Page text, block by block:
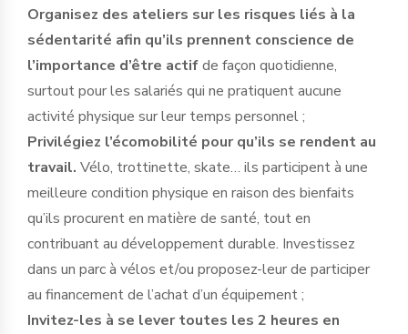
Organisez des ateliers sur les risques liés à la
sédentarité afin qu’ils prennent conscience de
l’importance d’être actifde façon quotidienne,
surtout pour les salariés qui ne pratiquent aucune
activité physique sur leur temps personnel ;
Privilégiez l’écomobilité pour qu’ils se rendent au
travail. Vélo, trottinette, skate… ils participent à une
meilleure condition physique en raison des bienfaits
qu’ils procurent en matière de santé, tout en
contribuant au développement durable. Investissez
dans un parc à vélos et/ou proposez-leur de participer
au financement de l’achat d’un équipement ;
Invitez-les à se lever toutes les 2 heures en